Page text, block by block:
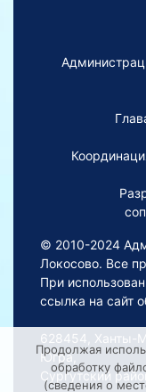
© 2010-2024
Локосово. Все
При
ссылка на сайт
628454, Ханты-
Югра,
Сургутский
Продолжая
обработку
(сведения о